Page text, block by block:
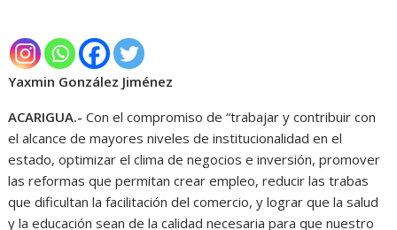
Yaxmin González Jiménez
ACARIGUA.- Con el compromiso de “trabajar y contribuir con
el alcance de mayores niveles de institucionalidad en el
estado, optimizar el clima de negocios e inversión, promover
las reformas que permitan crear empleo, reducir las trabas
que dificultan la facilitación del comercio, y lograr que la salud
y la educación sean de la calidad necesaria para que nuestro